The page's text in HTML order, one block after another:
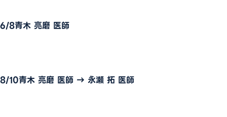
052-212-8981
6/8青木 亮磨 医師
8/10青木 亮磨 医師 → 永瀬 拓 医師